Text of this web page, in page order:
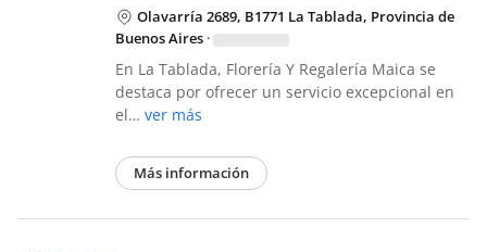
Olavarría 2689, B1771 La Tablada, Provincia de
Buenos Aires ·
En La Tablada, Florería Y Regalería Maica se
destaca por ofrecer un servicio excepcional en
el… ver más
Más información